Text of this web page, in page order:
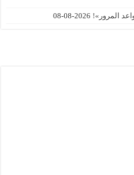
المرور»! 2026-08-08